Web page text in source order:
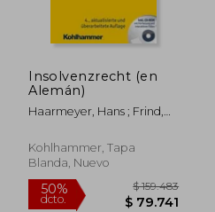
Insolvenzrecht (en
Alemán)
Haarmeyer, Hans ; Frind,
Kohlhammer, Tapa
Blanda, Nuevo